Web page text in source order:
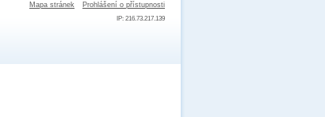
Mapa stránek Prohlášení o přístupnosti
IP: 216.73.217.139